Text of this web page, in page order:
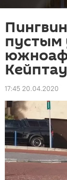
пустым
17:45 20.04.2020